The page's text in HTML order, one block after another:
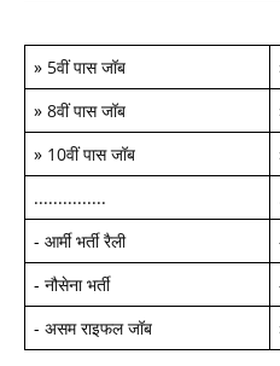
» 5वीं पास जॉब
» 8वीं पास जॉब
» 10वीं पास जॉब
...............
- आर्मी भर्ती रैली
- नौसेना भर्ती
- असम राइफल जॉब